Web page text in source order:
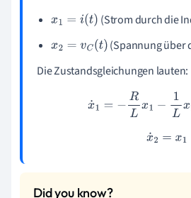
x1= i(t
(Strom durch die
x2= vC (t)
(Spannung über
Die Zustandsgleichungen lauten:
x ˙1=−RLx 1− 1Lx2
x˙ 2= x1